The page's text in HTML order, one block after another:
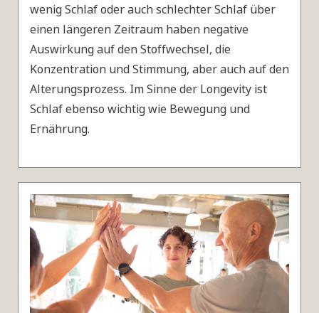
wenig Schlaf oder auch schlechter Schlaf über
einen längeren Zeitraum haben negative
Auswirkung auf den Stoffwechsel, die
Konzentration und Stimmung, aber auch auf den
Alterungsprozess. Im Sinne der Longevity ist
Schlaf ebenso wichtig wie Bewegung und
Ernährung.